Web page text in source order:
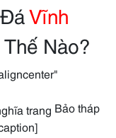
Vĩnh
Nào?
Bảo tháp